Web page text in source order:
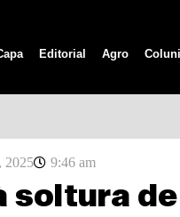
Editorial Agro
2025 9:46 am
soltura